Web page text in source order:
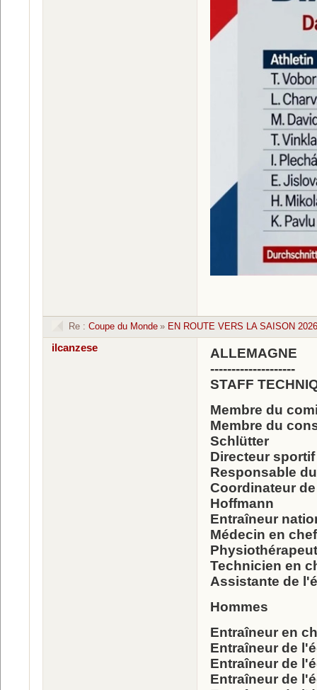
Re : Coupe du Monde » EN ROUTE VERS LA SAISON
ilcanzese
ALLEMAGNE
--------------------
STAFF
Membre du
Membre du
Schlütter
Directeur
Responsable
Coordinateur
Hoffmann
Entraîneur
Médecin en
Technicien en
Assistante de
Hommes
Entraîneur en
Entraîneur de
Entraîneur de
Entraîneur de